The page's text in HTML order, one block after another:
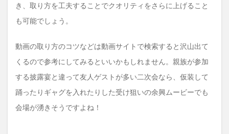
き、取り方を工夫することでクオリティをさらに上げること
も可能でしょう。
動画の取り方のコツなどは動画サイトで検索すると沢山出て
くるので参考にしてみるといいかもしれません。親族が参加
する披露宴と違って友人ゲストが多い二次会なら、仮装して
踊ったりギャグを入れたりした受け狙いの余興ムービーでも
会場が湧きそうですよね！